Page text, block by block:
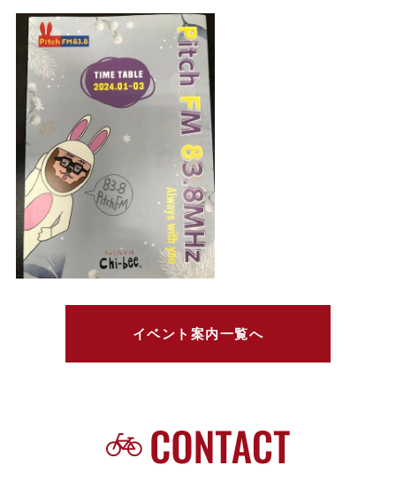
イベント案内一覧へ